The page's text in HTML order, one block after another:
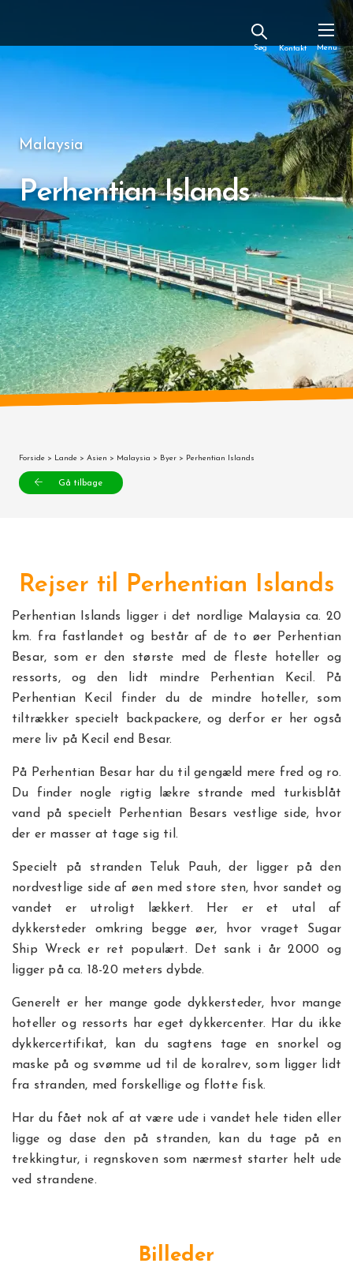
Kontakt
Malaysia
Perhentian Islands
Forside > Lande > Asien > Malaysia > Byer > Perhentian Islands
Gå tilbage
Rejser til Perhentian Islands
Perhentian Islands ligger i det nordlige Malaysia ca. 20
km. fra fastlandet og består af de to øer Perhentian
Besar, som er den største med de fleste hoteller og
ressorts, og den lidt mindre Perhentian Kecil. På
Perhentian Kecil finder du de mindre hoteller, som
tiltrækker specielt backpackere, og derfor er her også
mere liv på Kecil end Besar.
På Perhentian Besar har du til gengæld mere fred og ro.
Du finder nogle rigtig lækre strande med turkisblåt
vand på specielt Perhentian Besars vestlige side, hvor
der er masser at tage sig til.
Specielt på stranden Teluk Pauh, der ligger på den
nordvestlige side af øen med store sten, hvor sandet og
vandet er utroligt lækkert. Her er et utal af
dykkersteder omkring begge øer, hvor vraget Sugar
Ship Wreck er ret populært. Det sank i år 2000 og
ligger på ca. 18-20 meters dybde.
Generelt er her mange gode dykkersteder, hvor mange
hoteller og ressorts har eget dykkercenter. Har du ikke
dykkercertifikat, kan du sagtens tage en snorkel og
maske på og svømme ud til de koralrev, som ligger lidt
fra stranden, med forskellige og flotte fisk.
Har du fået nok af at være ude i vandet hele tiden eller
ligge og dase den på stranden, kan du tage på en
trekkingtur, i regnskoven som nærmest starter helt ude
ved strandene.
Billeder